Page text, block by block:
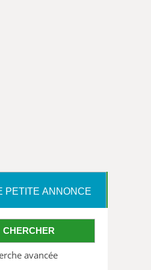
PETITE ANNONCE
CHERCHER
avancée